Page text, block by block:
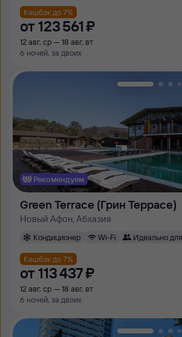
Кешбэк до 7%
от 123 ⁠561 ⁠₽
12 авг, ср — 18 авг, вт
6 ночей, за двоих
Рекомендуем
Green Terrace (Грин Террасе)
Новый Афон, Абхазия
Кондиционер Wi-Fi Идеально
Кешбэк до 7%
от 113 ⁠437 ⁠₽
12 авг, ср — 18 авг, вт
6 ночей, за двоих